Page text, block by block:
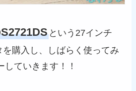
という27インチ
購入し、しばらく使ってみ
していきます！！